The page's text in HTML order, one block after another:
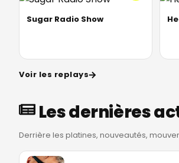
Sugar Radio Show
Voir les replays
Les dernières
Derrière les platines, nouveautés,